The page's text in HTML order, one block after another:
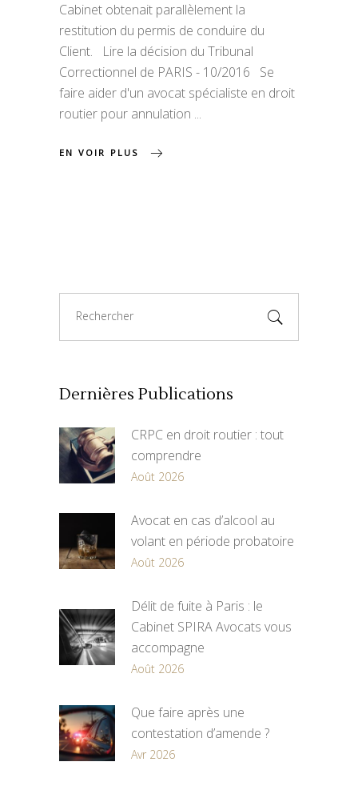
Cabinet obtenait parallèlement la
restitution du permis de conduire du
Client. Lire la décision du Tribunal
Correctionnel de PARIS - 10/2016 Se
faire aider d'un avocat spécialiste en droit
routier pour annulation
EN VOIR PLUS
for:
Dernières Publications
CRPC en droit routier : tout
comprendre
Août 2026
Avocat en cas d’alcool au
volant en période probatoire
Août 2026
Délit de fuite à Paris : le
Cabinet SPIRA Avocats vous
accompagne
Août 2026
Que faire après une
contestation d’amende ?
Avr 2026